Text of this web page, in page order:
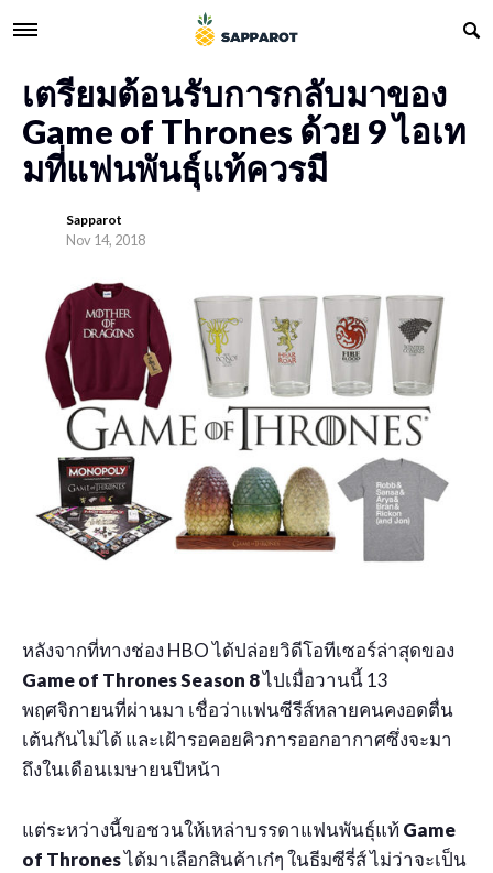
เตรียมต้อนรับการกลับมาของ
Game of Thrones ด้วย 9 ไอเท
มที่แฟนพันธุ์แท้ควรมี
Sapparot
Nov 14, 2018
หลังจากที่ทางช่อง HBO ได้ปล่อยวิดีโอทีเซอร์ล่าสุดของ
Game of Thrones Season 8ไปเมื่อวานนี้ 13
พฤศจิกายนที่ผ่านมา เชื่อว่าแฟนซีรีส์หลายคนคงอดตื่น
เต้นกันไม่ได้ และเฝ้ารอคอยคิวการออกอากาศซึ่งจะมา
ถึงในเดือนเมษายนปีหน้า
แต่ระหว่างนี้ขอชวนให้เหล่าบรรดาแฟนพันธุ์แท้Game
of Thronesได้มาเลือกสินค้าเก๋ๆ ในธีมซีรี่ส์ ไม่ว่าจะเป็น